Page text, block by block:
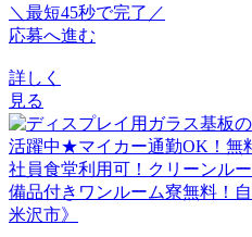
＼最短45秒で完了／
応募へ進む
詳しく
見る